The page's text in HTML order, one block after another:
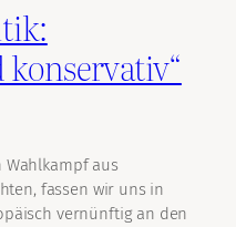
aus
fassen wir uns in
vernünftig an den